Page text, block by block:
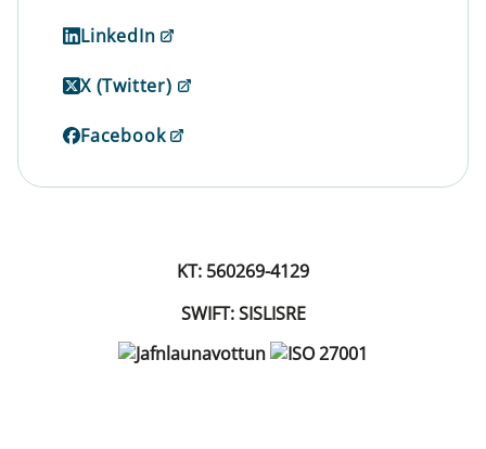
LinkedIn
X (Twitter)
Facebook
KT: 560269-4129
SWIFT: SISLISRE